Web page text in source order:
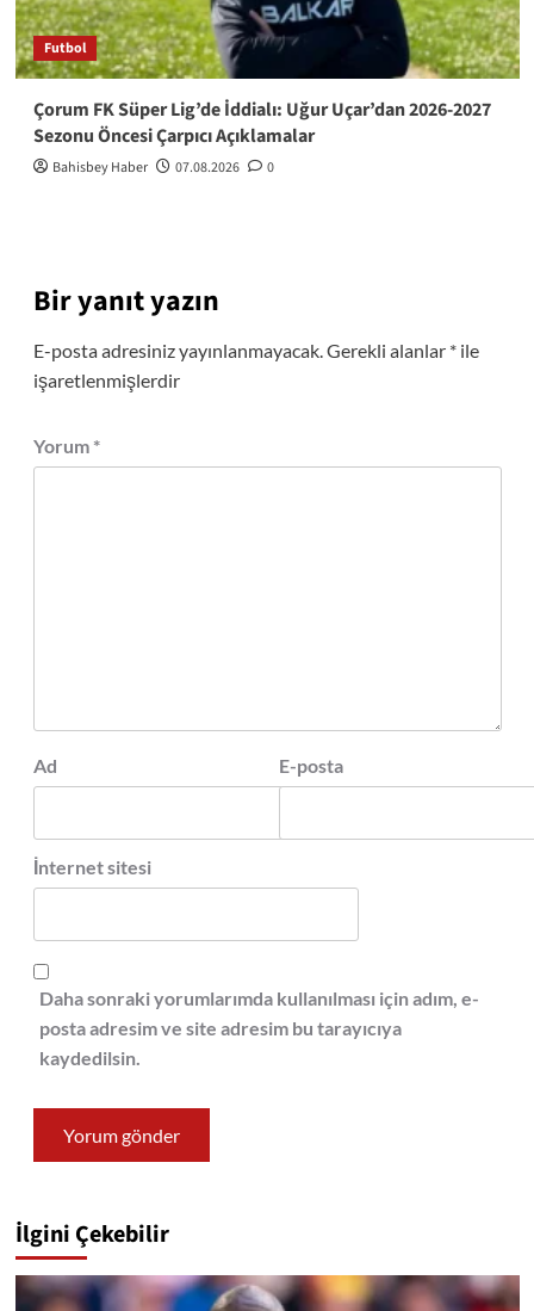
Futbol
Çorum FK Süper Lig’de İddialı: Uğur Uçar’dan 2026-2027
Sezonu Öncesi Çarpıcı Açıklamalar
Bahisbey Haber 07.08.2026 0
Bir yanıt yazın
E-posta adresiniz yayınlanmayacak.Gerekli alanlar *ile
işaretlenmişlerdir
Yorum *
Ad E-posta
İnternet sitesi
Daha sonraki yorumlarımda kullanılması için adım, e-
posta adresim ve site adresim bu tarayıcıya
kaydedilsin.
İlgini Çekebilir